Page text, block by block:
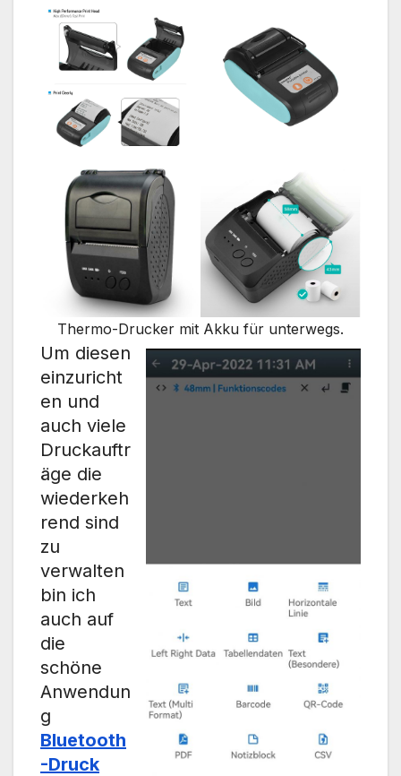
Thermo-Drucker mit Akku für unterwegs.
Um diesen
einzuricht
en und
auch viele
Druckauftr
äge die
wiederkeh
rend sind
zu
verwalten
bin ich
auch auf
die
schöne
Anwendun
g
Bluetooth
-Druck